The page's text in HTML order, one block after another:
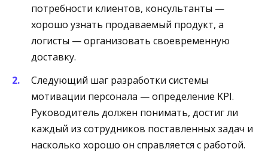
потребности клиентов, консультанты —
хорошо узнать продаваемый продукт, а
логисты — организовать своевременную
доставку.
Следующий шаг разработки системы
мотивации персонала — определение KPI.
Руководитель должен понимать, достиг ли
каждый из сотрудников поставленных задач и
насколько хорошо он справляется с работой.